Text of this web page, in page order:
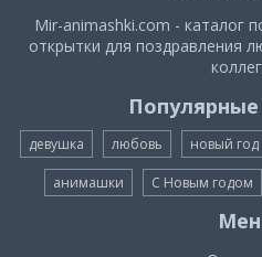
Mir-animashki.com - каталог
открытки для поздравления
девушка любовь новый год
анимашки С Новым годом